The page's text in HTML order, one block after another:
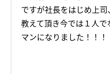
ですが社長をはじめ上
教えて頂き今では１人
マンになりました！！！